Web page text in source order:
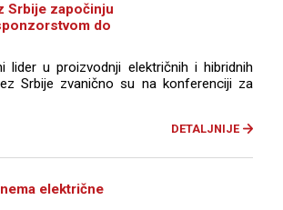
Srbije započinju
do
lider u proizvodnji električnih i hibridnih
Srbije zvanično su na konferenciji za
DETALJNIJE
električne